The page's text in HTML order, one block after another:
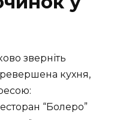
зверніть
кухня,
“Болеро”